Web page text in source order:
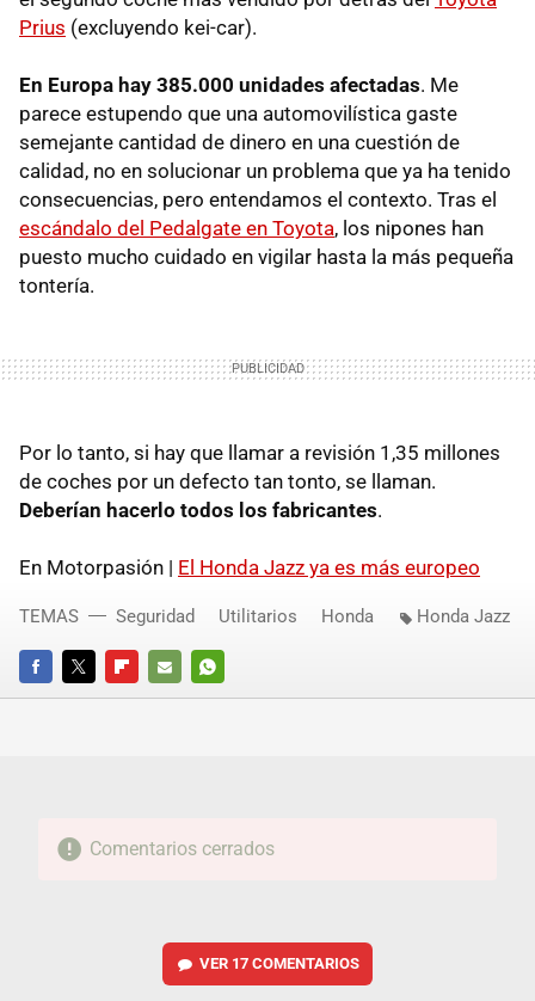
Prius (excluyendo kei-car).
En Europa hay 385.000 unidades afectadas. Me
parece estupendo que una automovilística gaste
semejante cantidad de dinero en una cuestión de
calidad, no en solucionar un problema que ya ha tenido
consecuencias, pero entendamos el contexto. Tras el
escándalo del Pedalgate en Toyota, los nipones han
puesto mucho cuidado en vigilar hasta la más pequeña
tontería.
Por lo tanto, si hay que llamar a revisión 1,35 millones
de coches por un defecto tan tonto, se llaman.
Deberían hacerlo todos los fabricantes.
En Motorpasión | El Honda Jazz ya es más europeo
FACEBOOKTWITTERFLIPBOARD
E-
WHATSAPP
TEMAS Seguridad Utilitarios Honda Honda Jazz
Comentarios cerrados
VER 17 COMENTARIOS